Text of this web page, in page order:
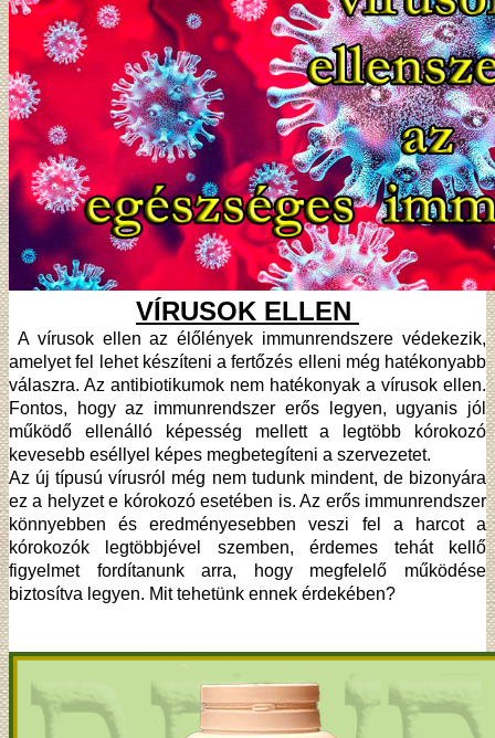
VÍRUSOK ELLEN
A vírusok ellen az élőlények immunrendszere védekezik,
amelyet fel lehet készíteni a fertőzés elleni még hatékonyabb
válaszra. Az antibiotikumok nem hatékonyak a vírusok ellen.
Fontos, hogy az immunrendszer erős legyen, ugyanis jól
működő ellenálló képesség mellett a legtöbb kórokozó
kevesebb eséllyel képes megbetegíteni a szervezetet.
Az új típusú vírusról még nem tudunk mindent, de bizonyára
ez a helyzet e kórokozó esetében is. Az erős immunrendszer
könnyebben és eredményesebben veszi fel a harcot a
kórokozók legtöbbjével szemben, érdemes tehát kellő
figyelmet fordítanunk arra, hogy megfelelő működése
biztosítva legyen. Mit tehetünk ennek érdekében?